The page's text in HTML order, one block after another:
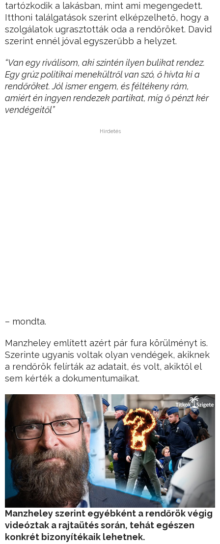
tartózkodik a lakásban, mint ami megengedett.
Itthoni találgatások szerint elképzelhető, hogy a
szolgálatok ugrasztották oda a rendőröket. David
szerint ennél jóval egyszerűbb a helyzet.
“Van egy riválisom, aki szintén ilyen bulikat rendez.
Egy grúz politikai menekültről van szó, ő hívta ki a
rendőröket. Jól ismer engem, és féltékeny rám,
amiért én ingyen rendezek partikat, míg ő pénzt kér
vendégeitől”
Hirdetés
– mondta.
Manzheley említett azért pár fura körülményt is.
Szerinte ugyanis voltak olyan vendégek, akiknek
a rendőrök felírták az adatait, és volt, akiktől el
sem kérték a dokumentumaikat.
Manzheley szerint egyébként a rendőrök végig
videóztak a rajtaütés során, tehát egészen
konkrét bizonyítékaik lehetnek.